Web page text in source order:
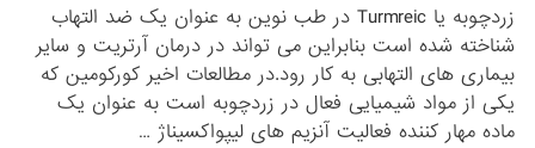
زردچوبه یا Turmreic در طب نوین به عنوان یک ضد التهاب
شناخته شده است بنابراین می تواند در درمان آرتریت و سایر
بیماری های التهابی به کار رود.در مطالعات اخیر کورکومین که
یکی از مواد شیمیایی فعال در زردچوبه است به عنوان یک
ماده مهار کننده فعالیت آنزیم های لیپواکسیناژ …